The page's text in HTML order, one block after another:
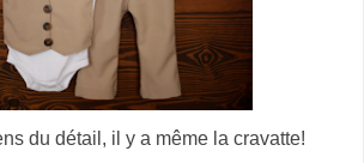
du détail, il y a même la cravatte!